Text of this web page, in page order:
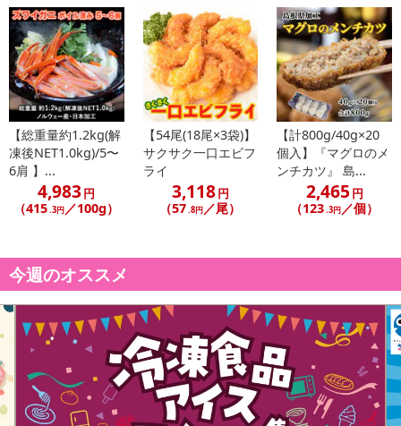
・原材料/材質/素材：野菜〔キャベツ(国産)、ねぎ〕、小麦粉、た
こ、植物油脂、全卵、揚げ玉、ショートニング、紅しょうが、砂
糖、こんぶエキス、食塩、米粉、かつお節粉末、でん粉、かつおエ
キス、デキストリン、乳たん白、 たん白加水分解物、加工油脂/加
工でん粉、調味料(アミノ酸等)、増粘剤(キサンタン)、 ベーキングパ
ウダー、紅麹色素、炭酸Na、(一部に小麦・卵・乳成分・大豆を含
む)
・アレルギー表示：小麦・卵・乳成分・大豆
注意事項
商品到着時点でのお日持ち期間は、配送日数などにより異なります
のでご了承ください。
【キャンセルについて】
※お申込み後のキャンセルはお受けできません。
記載されている内容を必ずご確認いただき、お届けする商品セット
にご納得いただきましたうえでお申し込みください。
※パッケージ変更や商品リニューアル（成分など含む）等により、
【総重量約1.2kg(解
凍後NET1.0kg)/5〜
6肩 】...
4,983円
（415.3円／100g）
【54尾(18尾×3袋)】
サクサク一口エビフ
ライ
3,118円
（57.8円／尾）
【計800g/40g×20
個入】『マグロのメ
ンチカツ』 島...
2,465 円
（123.3円／個）
今週のオススメ